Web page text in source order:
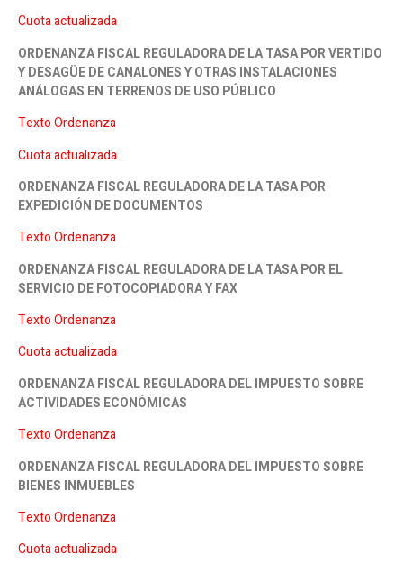
Cuota actualizada
ORDENANZA FISCAL REGULADORA DE LA TASA POR VERTIDO
Y DESAGÜE DE CANALONES Y OTRAS INSTALACIONES
ANÁLOGAS EN TERRENOS DE USO PÚBLICO
Texto Ordenanza
Cuota actualizada
ORDENANZA FISCAL REGULADORA DE LA TASA POR
EXPEDICIÓN DE DOCUMENTOS
Texto Ordenanza
ORDENANZA FISCAL REGULADORA DE LA TASA POR EL
SERVICIO DE FOTOCOPIADORA Y FAX
Texto Ordenanza
Cuota actualizada
ORDENANZA FISCAL REGULADORA DEL IMPUESTO SOBRE
ACTIVIDADES ECONÓMICAS
Texto Ordenanza
ORDENANZA FISCAL REGULADORA DEL IMPUESTO SOBRE
BIENES INMUEBLES
Texto Ordenanza
Cuota actualizada